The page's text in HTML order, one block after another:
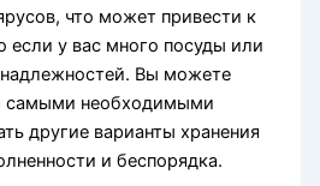
что может привести к
если у вас много посуды или
Вы можете
самыми необходимыми
другие варианты хранения
и беспорядка.